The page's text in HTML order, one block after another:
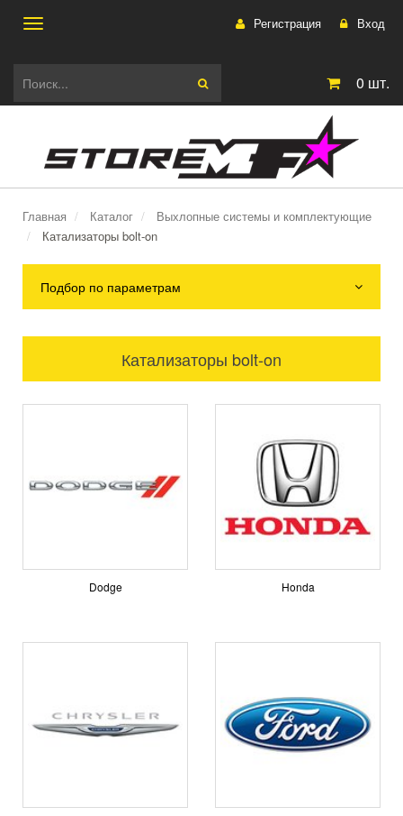
Регистрация Вход
0 шт.
Главная Каталог
Выхлопные системы и комплектующие
Катализаторы bolt-on
Подбор по параметрам
Катализаторы bolt-on
Dodge Honda